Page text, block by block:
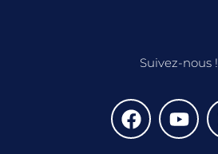
Suivez-nous !